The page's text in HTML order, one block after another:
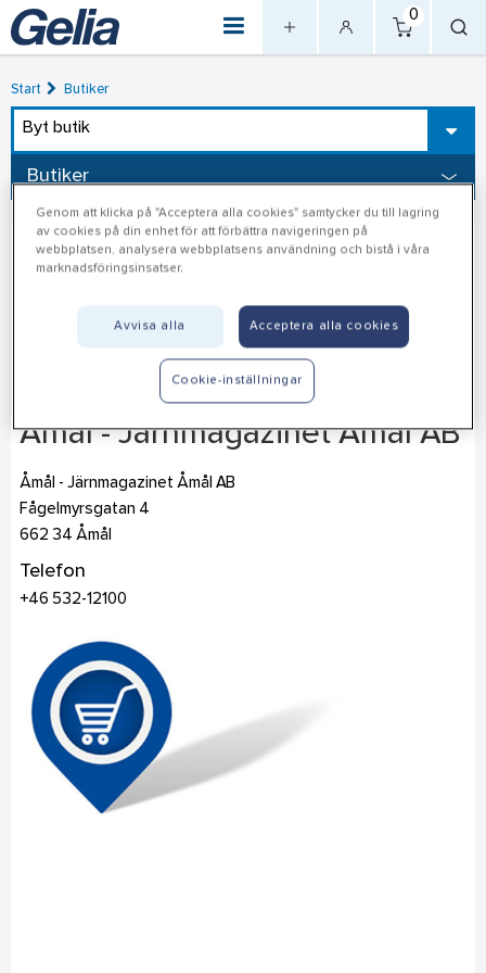
0
Start Butiker
Byt butik
Butiker
Åmål - Järnmagazinet Åmål AB
Åmål - Järnmagazinet Åmål AB
Fågelmyrsgatan 4
662 34 Åmål
Telefon
+46 532-12100
Genom att klicka på "Acceptera alla cookies" samtycker du till lagring
av cookies på din enhet för att förbättra navigeringen på
webbplatsen, analysera webbplatsens användning och bistå i våra
marknadsföringsinsatser.
Avvisa alla Acceptera alla cookies
Cookie-inställningar